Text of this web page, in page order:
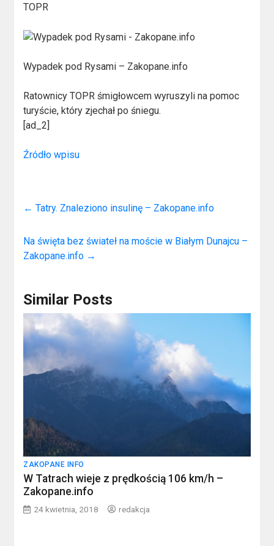
TOPR
Wypadek pod Rysami – Zakopane.info
Ratownicy TOPR śmigłowcem wyruszyli na pomoc
turyście, który zjechał po śniegu.
[ad_2]
Źródło wpisu
← Tatry. Znaleziono insulinę – Zakopane.info
Na święta bez świateł na moście w Białym Dunajcu –
Zakopane.info →
Similar Posts
ZAKOPANE INFO
W Tatrach wieje z prędkością 106 km/h –
Zakopane.info
24 kwietnia, 2018 redakcja